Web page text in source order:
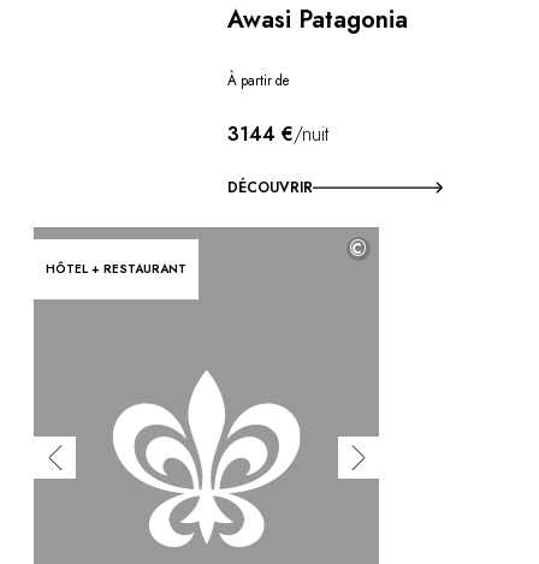
Awasi Patagonia
À partir de
3144 €/nuit
DÉCOUVRIR
HÔTEL + RESTAURANT
©